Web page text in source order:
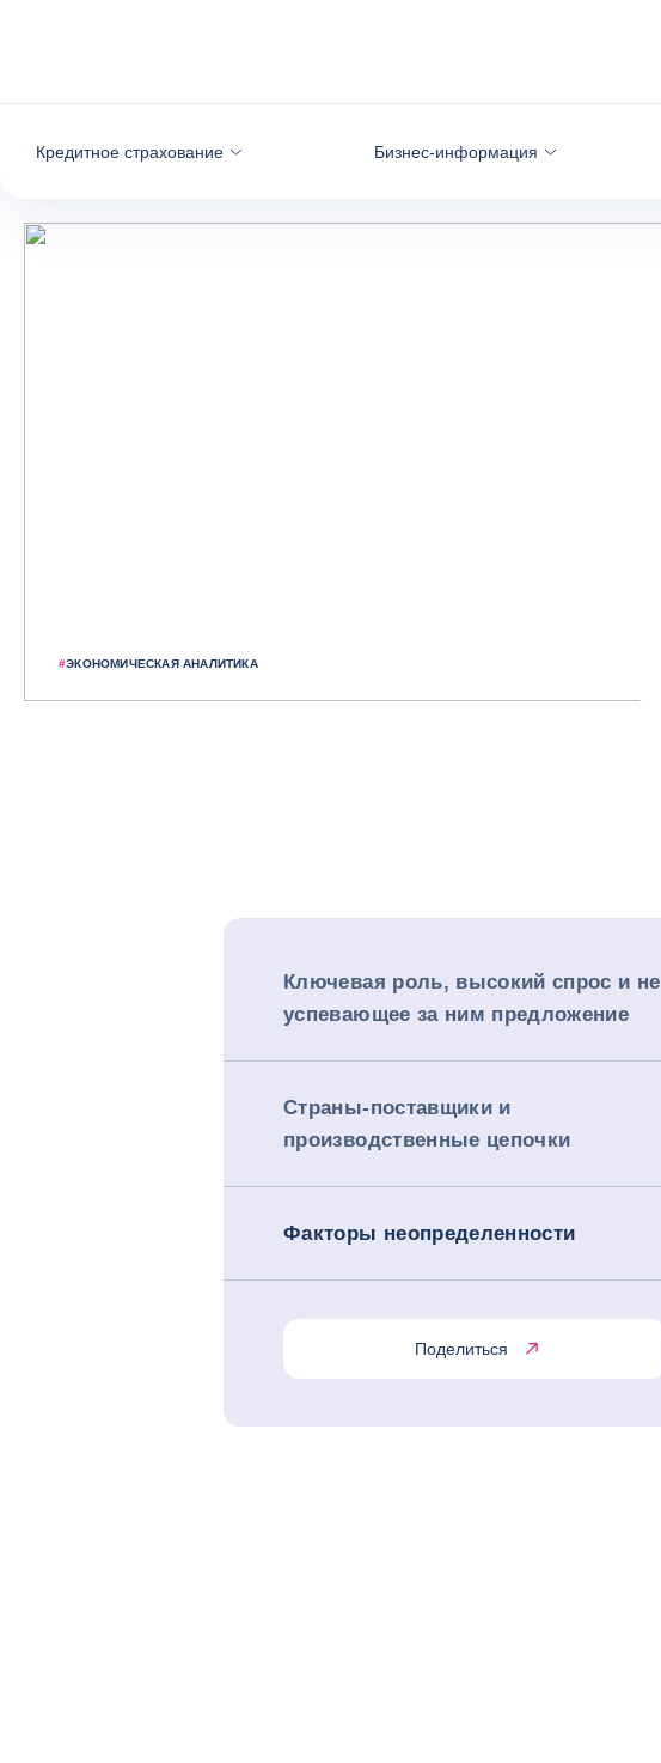
Кредитное страхование Бизнес-информация
#ЭКОНОМИЧЕСКАЯ АНАЛИТИКА
Ключевая роль, высокий спрос и не
успевающее за ним предложение
Страны-поставщики и
производственные цепочки
Факторы неопределенности
Поделиться